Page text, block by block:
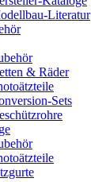
Literatur
& Räder
Sets